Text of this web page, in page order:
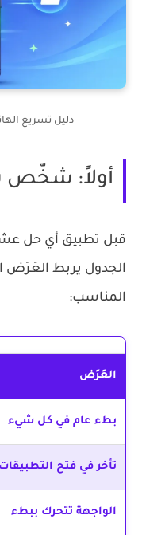
دليل تسريع
أولاً: شخّص
قبل تطبيق أي حل
الجدول يربط العَرَض
المناسب:
العَرَض
بطء عام في كل شيء
تأخر في فتح التطبيقات
الواجهة تتحرك ببطء